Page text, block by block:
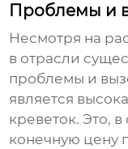
Проблемы и
Несмотря на
в отрасли
проблемы и
является
креветок. Это,
конечную цену